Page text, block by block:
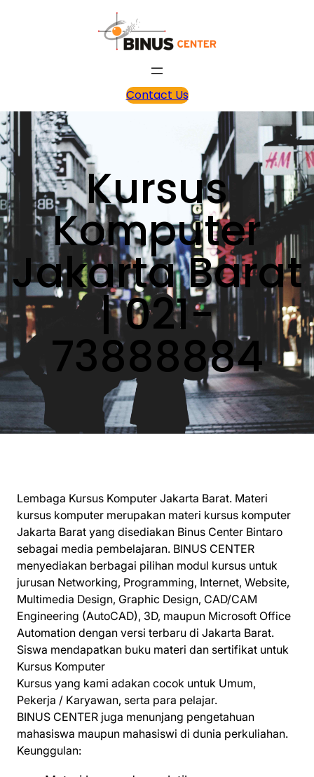
Contact Us
Kursus
Komputer
Jakarta Barat
| 021-
73888884
Lembaga Kursus Komputer Jakarta Barat. Materi
kursus komputer merupakan materi kursus komputer
Jakarta Barat yang disediakan Binus Center Bintaro
sebagai media pembelajaran. BINUS CENTER
menyediakan berbagai pilihan modul kursus untuk
jurusan Networking, Programming, Internet, Website,
Multimedia Design, Graphic Design, CAD/CAM
Engineering (AutoCAD), 3D, maupun Microsoft Office
Automation dengan versi terbaru di Jakarta Barat.
Siswa mendapatkan buku materi dan sertifikat untuk
Kursus Komputer
Kursus yang kami adakan cocok untuk Umum,
Pekerja / Karyawan, serta para pelajar.
BINUS CENTER juga menunjang pengetahuan
mahasiswa maupun mahasiswi di dunia perkuliahan.
Keunggulan: